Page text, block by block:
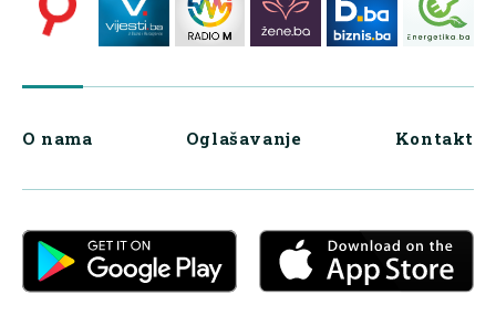
O nama Oglašavanje Kontakt